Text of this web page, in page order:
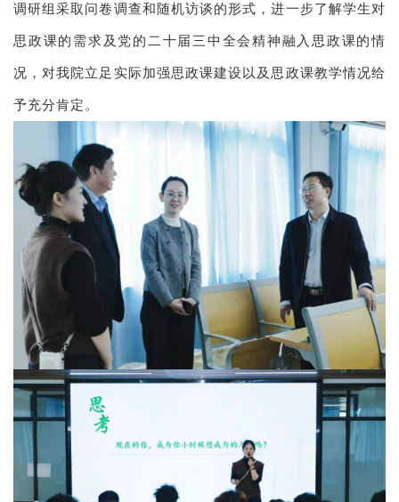
调研组采取问卷调查和随机访谈的形式，进一步了解学生对
思政课的需求及党的二十届三中全会精神融入思政课的情
况，对我院立足实际加强思政课建设以及思政课教学情况给
予充分肯定。